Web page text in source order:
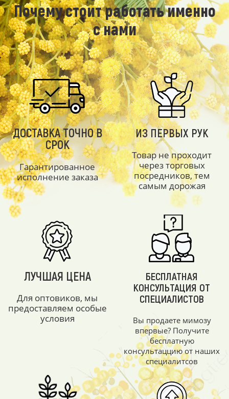
Почему стоит работать именно
с нами
ДОСТАВКА ТОЧНО В
СРОК
Гарантированное
исполнение заказа
ИЗ ПЕРВЫХ РУК
Товар не проходит
через торговых
посредников, тем
самым дорожая
ЛУЧШАЯ ЦЕНА
Для оптовиков, мы
предоставляем особые
условия
БЕСПЛАТНАЯ
КОНСУЛЬТАЦИЯ ОТ
СПЕЦИАЛИСТОВ
Вы продаете мимозу
впервые? Получите
бесплатную
консультаццию от наших
специалитсов